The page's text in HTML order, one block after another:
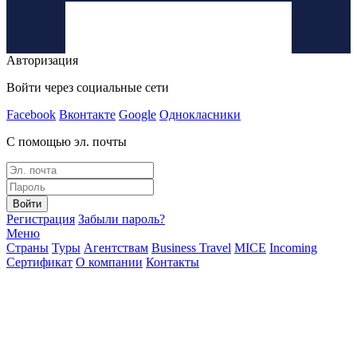
Авторизация
Войти через социальные сети
Facebook Вконтакте Google Однокласники
С помощью эл. почты
Войти
Регистрация Забыли пароль?
Меню
Страны Туры Агентствам Business Travel MICE Incoming
Сертификат О компании Контакты